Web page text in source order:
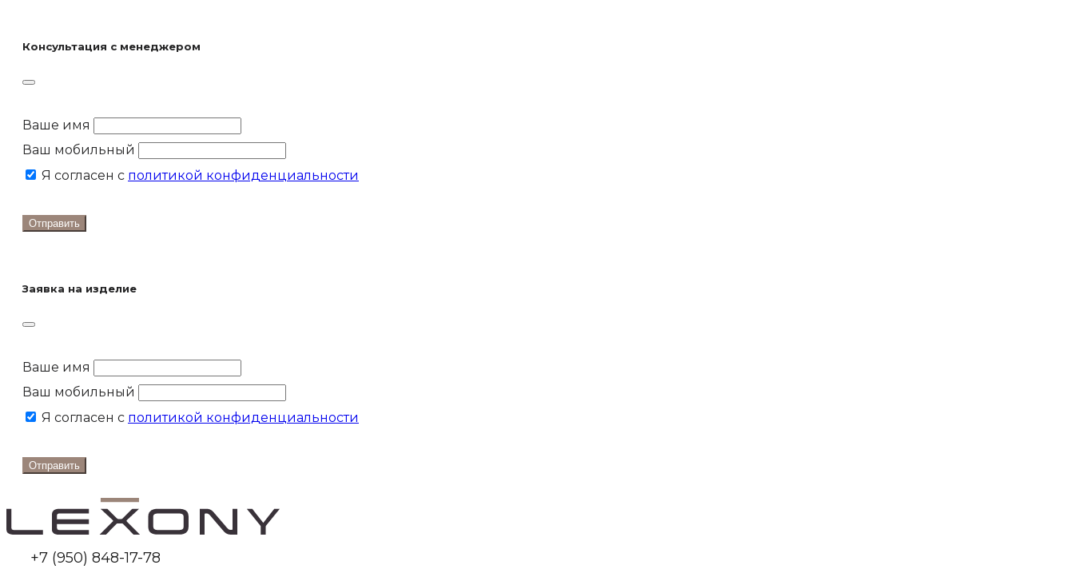
Консультация с менеджером
Ваше имя
Ваш мобильный
Я согласен с политикой конфиденциальности
Отправить
Заявка на изделие
Ваше имя
Ваш мобильный
Я согласен с политикой конфиденциальности
Отправить
+7 (950) 848-17-78